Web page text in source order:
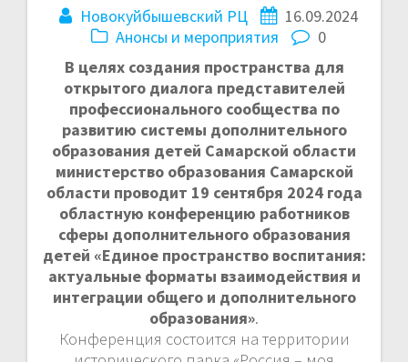
Новокуйбышевский РЦ
16.09.2024
Анонсы и мероприятия
0
В целях создания пространства для
открытого диалога представителей
профессионального сообщества по
развитию системы дополнительного
образования детей Самарской области
министерство образования Самарской
области проводит 19 сентября 2024 года
областную конференцию работников
сферы дополнительного образования
детей «Единое пространство воспитания:
актуальные форматы взаимодействия и
интеграции общего и дополнительного
образования».
Конференция состоится на территории